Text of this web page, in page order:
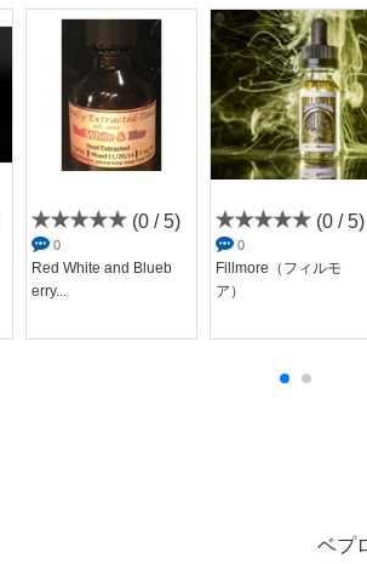
割って吸ってみましたが、私的には良い感じです。
(0 / 5)
0
Red White and Blueb
erry...
(0 / 5)
0
Fillmore（フィルモ
ア）
ベプ